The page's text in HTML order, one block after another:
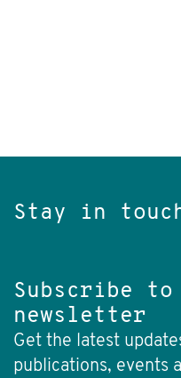
Stay in
Subscribe to
newsletter
Get the latest
publications, events